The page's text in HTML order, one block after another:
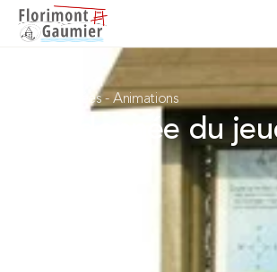
Randonnées- Animations
Randonnée du